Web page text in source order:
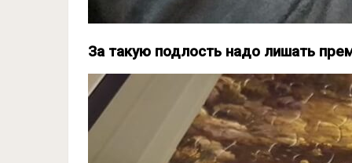
За такую подлость надо лишать